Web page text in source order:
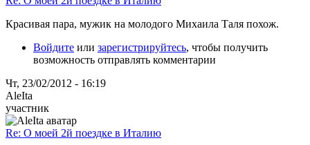
Красивая пара, мужик на молодого Михаила Таля похож.
Войдите или зарегистрируйтесь, чтобы получить
возможность отправлять комментарии
Чт, 23/02/2012 - 16:19
AleIta
участник
Re: О моей 2й поездке в Италию